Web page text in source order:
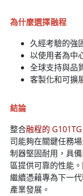
為什麼選擇融程
久經考驗的強
以使用者為中
全球支持與品
客製化和可擴
結論
整合融程的
司能夠在關鍵任務
制器堅固耐用，具
區提供可靠的性能
繼續憑藉專為下一
產業發展。